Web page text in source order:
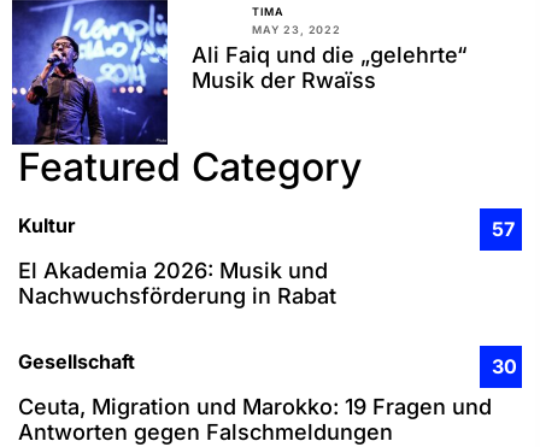
TIMA
MAY 23, 2022
Ali Faiq und die „gelehrte“
Musik der Rwaїss
Featured Category
Kultur 57
El Akademia 2026: Musik und
Nachwuchsförderung in Rabat
Gesellschaft 30
Ceuta, Migration und Marokko: 19 Fragen und
Antworten gegen Falschmeldungen